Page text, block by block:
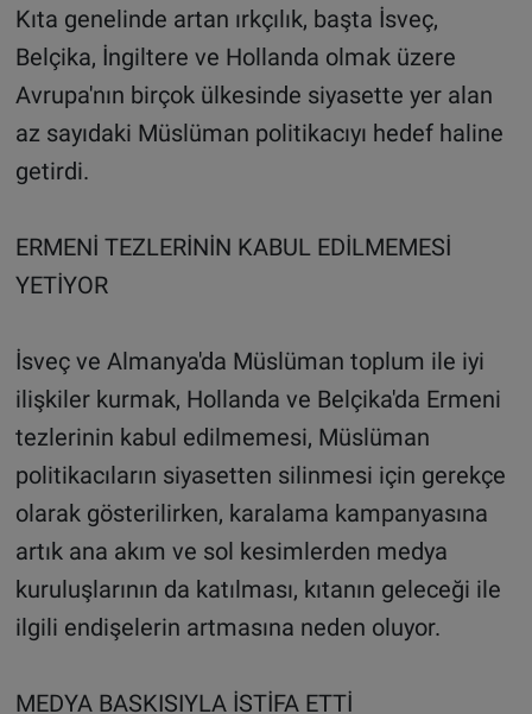
Kıta genelinde artan ırkçılık, başta İsveç,
Belçika, İngiltere ve Hollanda olmak üzere
Avrupa'nın birçok ülkesinde siyasette yer alan
az sayıdaki Müslüman politikacıyı hedef haline
getirdi.
ERMENİ TEZLERİNİN KABUL EDİLMEMESİ
YETİYOR
İsveç ve Almanya'da Müslüman toplum ile iyi
ilişkiler kurmak, Hollanda ve Belçika'da Ermeni
tezlerinin kabul edilmemesi, Müslüman
politikacıların siyasetten silinmesi için gerekçe
olarak gösterilirken, karalama kampanyasına
artık ana akım ve sol kesimlerden medya
kuruluşlarının da katılması, kıtanın geleceği ile
ilgili endişelerin artmasına neden oluyor.
MEDYA BASKISIYLA İSTİFA ETTİ